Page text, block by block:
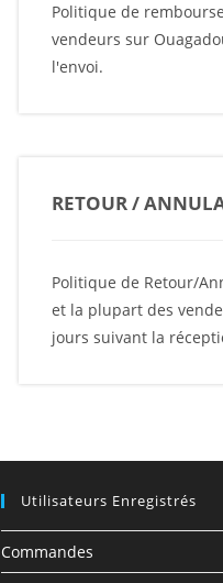
Politique de
vendeurs sur
l'envoi.
RETOUR /
Politique de Retour/
et la plupart des
jours suivant la
Utilisateurs Enregistrés
Commandes